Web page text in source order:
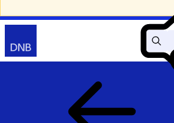
Zoek